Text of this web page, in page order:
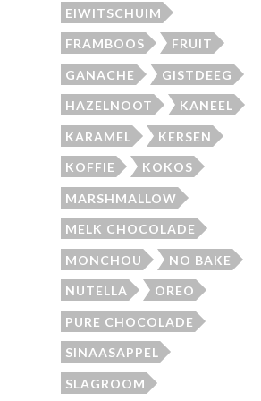
EIWITSCHUIM
FRAMBOOS FRUIT
GANACHE GISTDEEG
HAZELNOOT KANEEL
KARAMEL KERSEN
KOFFIE KOKOS
MARSHMALLOW
MELK CHOCOLADE
MONCHOU NO BAKE
NUTELLA OREO
PURE CHOCOLADE
SINAASAPPEL
SLAGROOM